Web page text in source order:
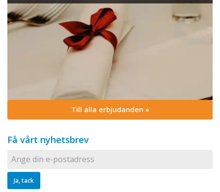
Till alla erbjudanden »
Få vårt nyhetsbrev